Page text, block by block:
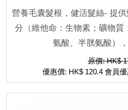
營養毛囊髮根，健活髮絲- 提
分（維他命：生物素；礦物質
氨酸、半胱氨酸）
原價: HK$
優惠價: HK$ 120.4 會員